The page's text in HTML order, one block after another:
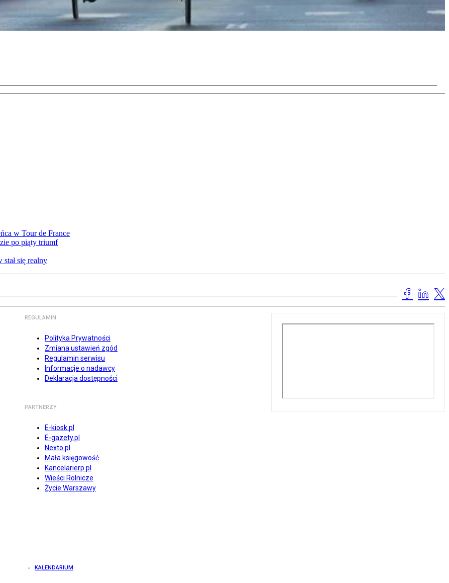
w Tour de France
po piąty triumf
się realny
REGULAMIN
Polityka Prywatności
Zmiana ustawień zgód
Regulamin serwisu
Informacje o nadawcy
Deklaracja dostępności
PARTNERZY
E-kiosk.pl
E-gazety.pl
Nexto.pl
Mała księgowość
Kancelarierp.pl
Wieści Rolnicze
Życie Warszawy
KALENDARIUM